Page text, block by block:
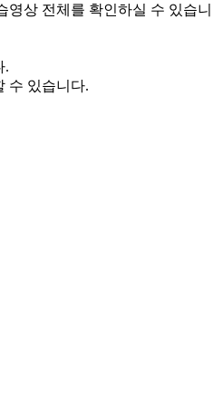
영상 전체를 확인하실 수 있습니
.
수 있습니다.